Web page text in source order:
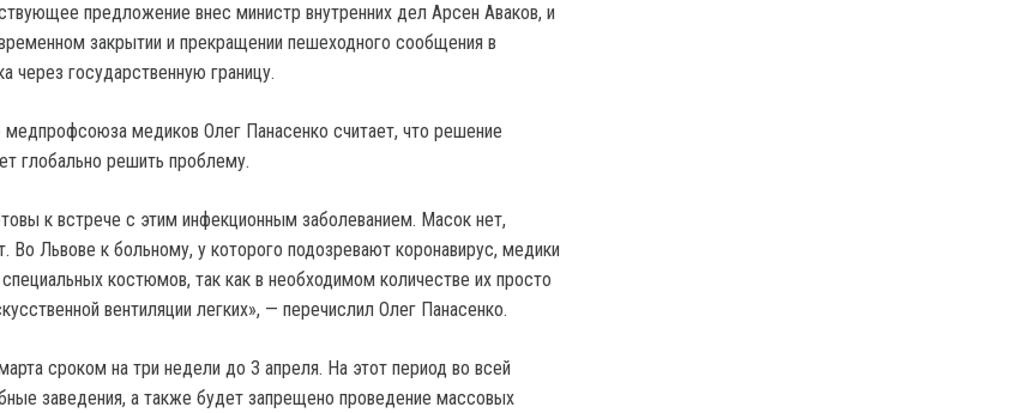
предложение внес министр внутренних дел Арсен Аваков, и
закрытии и прекращении пешеходного сообщения в
через государственную границу.
медиков Олег Панасенко считает, что решение
глобально решить проблему.
к встрече с этим инфекционным заболеванием. Масок нет,
Во Львове к больному, у которого подозревают коронавирус, медики
костюмов, так как в необходимом количестве их просто
вентиляции легких», — перечислил Олег Панасенко.
сроком на три недели до 3 апреля. На этот период во всей
заведения, а также будет запрещено проведение массовых